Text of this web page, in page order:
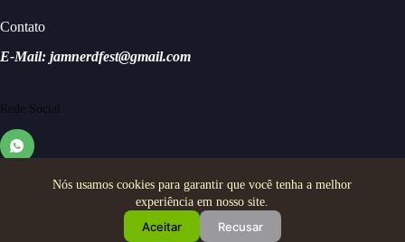
Nós usamos cookies para garantir que você tenha a melhor
experiência em nosso site.
Aceitar Recusar
Contato
E-Mail: jamnerdfest@gmail.com
Rede Social
Copyright © 2026 - Jam Nerd Festival - Todos os direitos